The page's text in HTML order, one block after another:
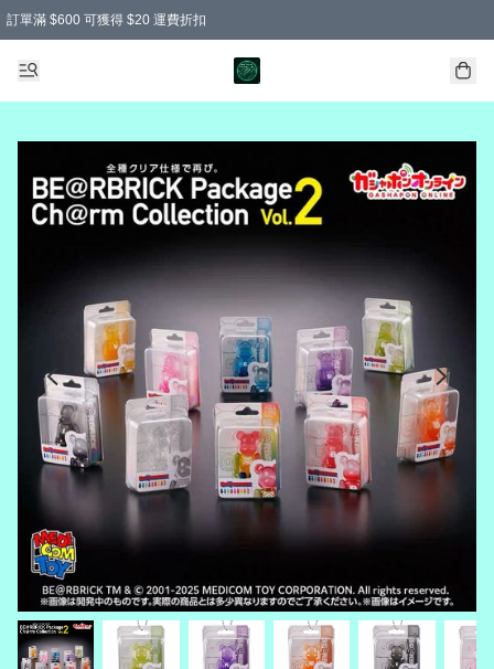
訂單滿 $600 可獲得 $20 運費折扣